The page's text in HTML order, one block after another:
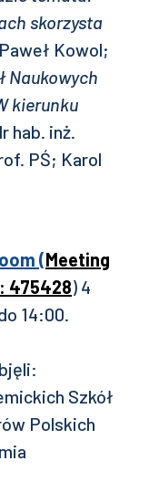
skorzysta
Kowol;
Naukowych
kierunku
hab. inż.
PŚ; Karol
(Meeting
475428) 4
14:00.
Szkół
Polskich